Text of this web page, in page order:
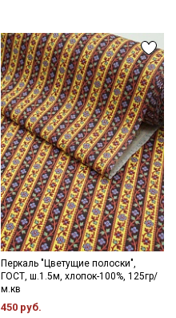
Перкаль "Цветущие полоски",
ГОСТ, ш.1.5м, хлопок-100%, 125гр/
м.кв
450 руб.